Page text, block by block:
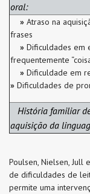
oral:
» Atraso na
frases
» Dificuldades em
frequentemente
» Dificuldade em
» Dificuldades de
História familiar
aquisição da
Poulsen, Nielsen,
de dificuldades de
permite uma